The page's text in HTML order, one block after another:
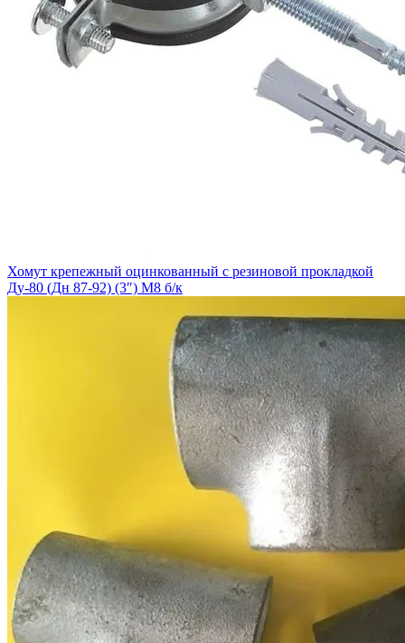
Хомут крепежный оцинкованный с резиновой прокладкой
Ду-80 (Дн 87-92) (3″) М8 б/к